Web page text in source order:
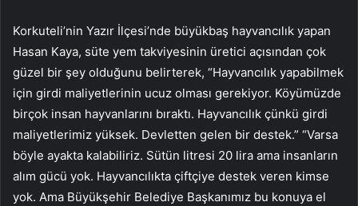
Korkuteli’nin Yazır İlçesi’nde büyükbaş hayvancılık yapan
Hasan Kaya, süte yem takviyesinin üretici açısından çok
güzel bir şey olduğunu belirterek, “Hayvancılık yapabilmek
için girdi maliyetlerinin ucuz olması gerekiyor. Köyümüzde
birçok insan hayvanlarını bıraktı. Hayvancılık çünkü girdi
maliyetlerimiz yüksek. Devletten gelen bir destek.” “Varsa
böyle ayakta kalabiliriz. Sütün litresi 20 lira ama insanların
alım gücü yok. Hayvancılıkta çiftçiye destek veren kimse
yok. Ama Büyükşehir Belediye Başkanımız bu konuya el